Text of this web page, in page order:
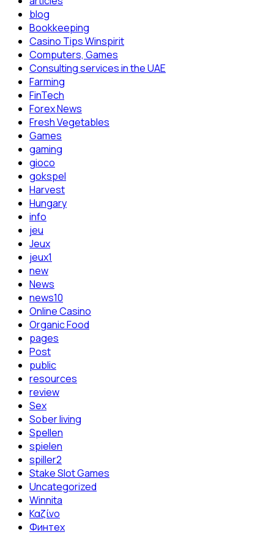
blog
Bookkeeping
Casino Tips Winspirit
Computers, Games
Consulting services in the UAE
Farming
FinTech
Forex News
Fresh Vegetables
Games
gaming
gioco
gokspel
Harvest
Hungary
info
jeu
Jeux
jeux1
new
News
news10
Online Casino
Organic Food
pages
Post
public
resources
review
Sex
Sober living
Spellen
spielen
spiller2
Stake Slot Games
Uncategorized
Winnita
Καζίνο
Финтех